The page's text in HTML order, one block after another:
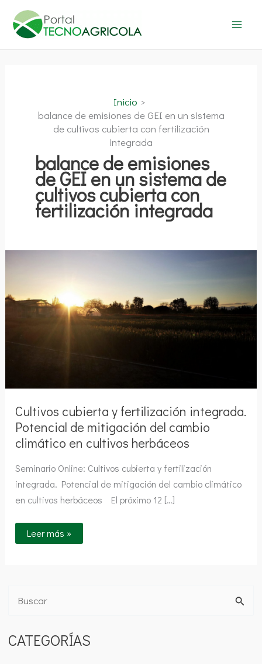
contenido
Inicio
balance de emisiones de GEI en un sistema
de cultivos cubierta con fertilización
integrada
balance de emisiones
de GEI en un sistema de
cultivos cubierta con
fertilización integrada
Cultivos cubierta y fertilización integrada.
Potencial de mitigación del cambio
climático en cultivos herbáceos
Seminario Online: Cultivos cubierta y fertilización
integrada. Potencial de mitigación del cambio climático
en cultivos herbáceos El próximo 12 […]
Cultivos
integrada.
Potencial
de
mitigación
Leer más »
s
CATEGORÍAS